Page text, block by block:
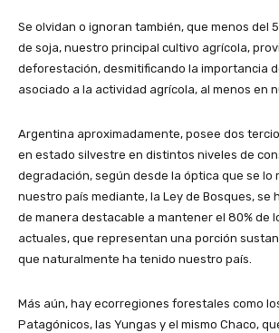
Se olvidan o ignoran también, que menos del
de soja, nuestro principal cultivo agrícola,
deforestación, desmitificando la importancia
asociado a la actividad agrícola, al menos en
Argentina aproximadamente, posee dos
en estado silvestre en distintos niveles de
degradación, según desde la óptica que se lo
nuestro país mediante, la Ley de Bosques, se
de manera destacable a mantener el 80% de
actuales, que representan una porción
que naturalmente ha tenido nuestro país.
Más aún, hay ecorregiones forestales como
Patagónicos, las Yungas y el mismo Chaco,